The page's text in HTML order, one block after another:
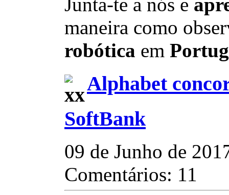
Junta-te a nós e
maneira como
robótica em
Alphabet
SoftBank
09 de Junho de
Comentários: 11